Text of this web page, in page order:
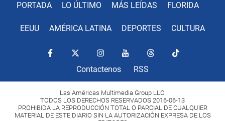
PORTADA LO ÚLTIMO MÁS LEÍDAS FLORIDA
EEUU AMÉRICA LATINA DEPORTES CULTURA
Contactenos RSS
Las Américas Multimedia Group LLC.
TODOS LOS DERECHOS RESERVADOS 2016-06-13
PROHIBIDA LA REPRODUCCIÓN TOTAL O PARCIAL DE CUALQUIER
MATERIAL DE ESTE DIARIO SIN LA AUTORIZACIÓN EXPRESA DE LOS